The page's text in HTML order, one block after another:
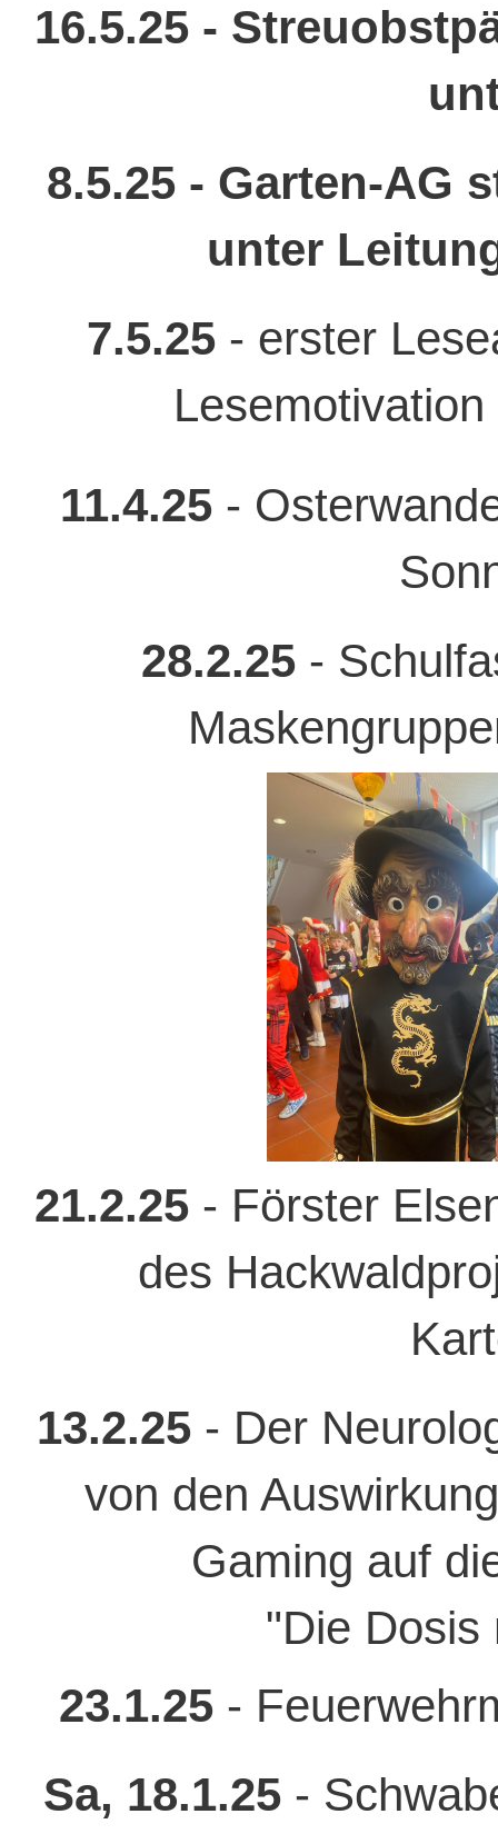
16.5.25 -
8.5.25 - Garten-AG
unter
7.5.25 - erster
11.4.25 -
28.2.25-
21.2.25- Förster
des
13.2.25 - Der
von den
Gaming auf
"Die Dosis
23.1.25-
Sa, 18.1.25 -